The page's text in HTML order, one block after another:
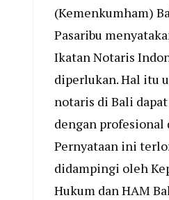
(Kemenkumham)
Pasaribu
Ikatan Notaris
diperlukan. Hal itu
notaris di Bali
dengan
Pernyataan ini
didampingi oleh
Hukum dan HAM